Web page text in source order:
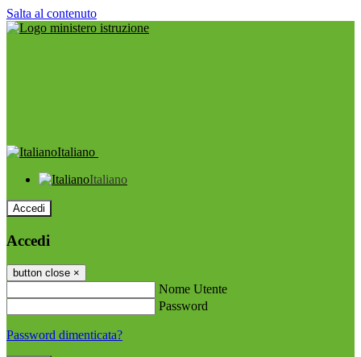
Salta al contenuto
Italiano
Italiano
Accedi
Accedi
button close ×
Nome Utente
Password
Password dimenticata?